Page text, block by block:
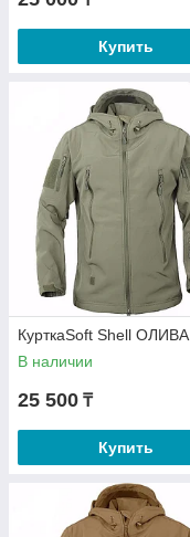
Купить
КурткаSoft Shell ОЛИВА
В наличии
25 500 ₸
Купить